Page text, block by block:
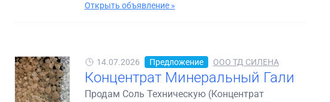
Открыть объявление »
14.07.2026 Предложение ООО ТД СИЛЕНА
Концентрат Минеральный Гали
Продам Соль Техническую (Концентрат